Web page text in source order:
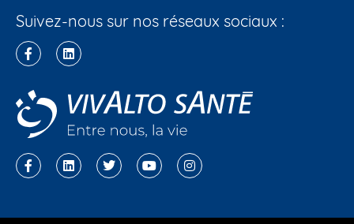
Suivez-nous sur nos réseaux sociaux :